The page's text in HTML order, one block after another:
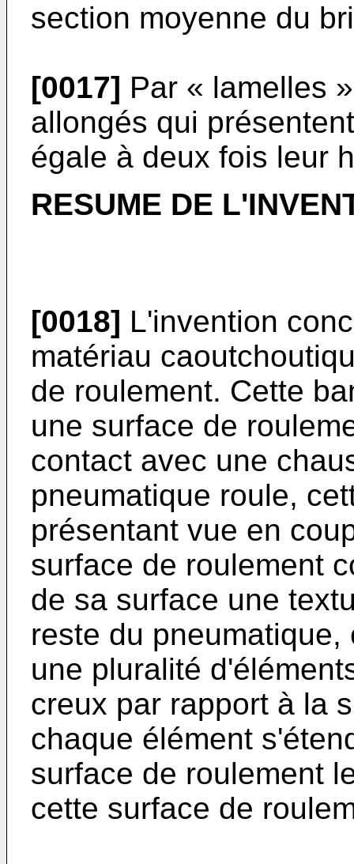
section moyenne du
[0017] Par « lamelles
allongés qui
égale à deux fois leur
RESUME DE
[0018] L'invention
matériau
de roulement. Cette
une surface de
contact avec une
pneumatique roule,
présentant vue en
surface de roulement
de sa surface une
reste du
une pluralité
creux par rapport à la
chaque élément
surface de roulement
cette surface de